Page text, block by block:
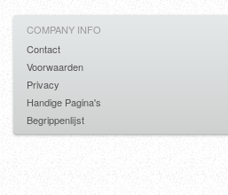
COMPANY INFO
Contact
Voorwaarden
Privacy
Handige Pagina's
Begrippenlijst